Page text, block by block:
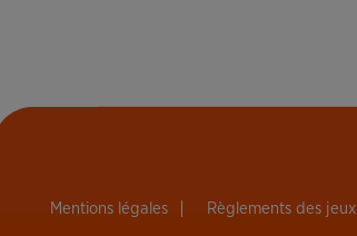
Mentions légales Règlements des jeux